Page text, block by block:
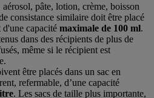
pâte, lotion, crème, boisson
consistance similaire doit être placé
capacité maximale de 100 ml.
dans des récipients de plus de
même si le récipient est
être placés dans un sac en
refermable, d’une capacité
. Les sacs de taille plus importante,